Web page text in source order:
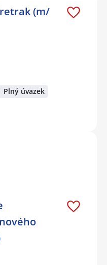
(m/
Plný úvazek